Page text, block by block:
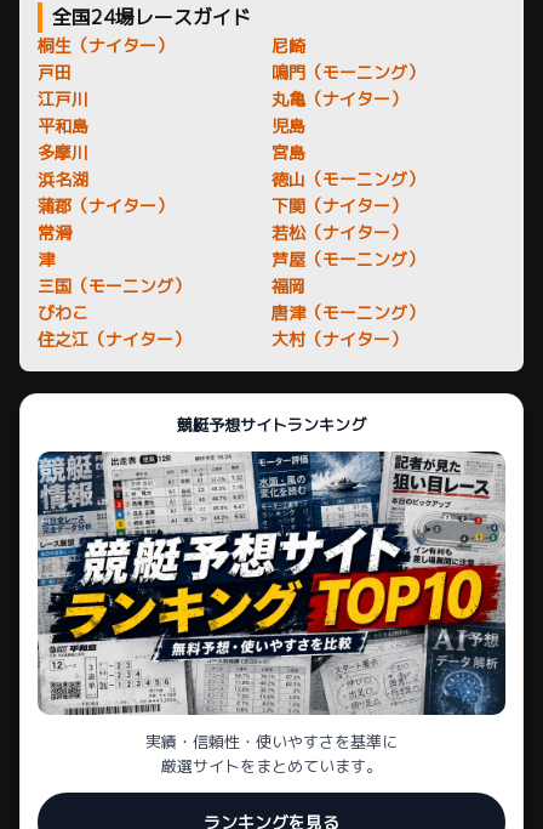
全国24場レースガイド
桐生（ナイター）
戸田
江戸川
平和島
多摩川
浜名湖
蒲郡（ナイター）
常滑
津
三国（モーニング）
びわこ
住之江（ナイター）
尼崎
鳴門（モーニング）
丸亀（ナイター）
児島
宮島
徳山（モーニング）
下関（ナイター）
若松（ナイター）
芦屋（モーニング）
福岡
唐津（モーニング）
大村（ナイター）
競艇予想サイトランキング
実績・信頼性・使いやすさを基準に
厳選サイトをまとめています。
ランキングを見る